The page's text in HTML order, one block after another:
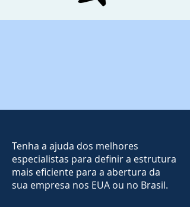
Tenha a ajuda dos melhores
especialistas para definir a estrutura
mais eficiente para a abertura da
sua empresa nos EUA ou no Brasil.